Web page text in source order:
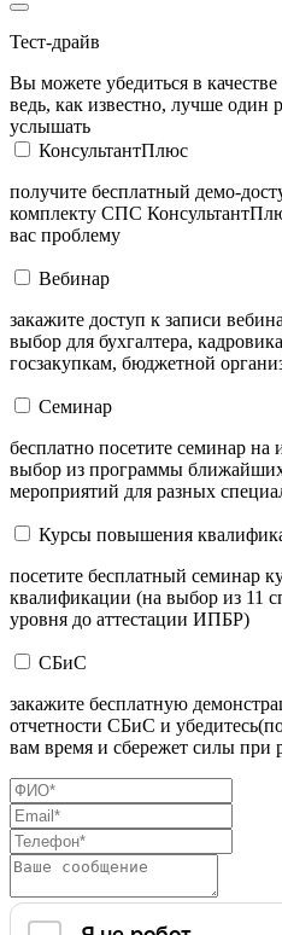
Тест-драйв
Вы можете убедиться в
ведь, как известно, лучше один
услышать
КонсультантПлюс
получите бесплатный демо-
комплекту СПС
вас проблему
Вебинар
закажите доступ к записи
выбор для бухгалтера,
госзакупкам, бюджетной
Семинар
бесплатно посетите семинар
выбор из программы
мероприятий для разных
Курсы повышения
посетите бесплатный семинар
квалификации (на выбор из 11
уровня до аттестации ИПБР)
СБиС
закажите бесплатную
отчетности СБиС и
вам время и сбережет силы при